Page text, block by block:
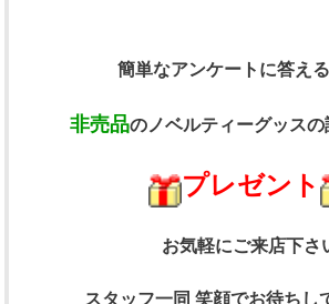
簡単なアンケートに答え
非売品のノベルティーグッスの
プレゼント
お気軽にご来店下さ